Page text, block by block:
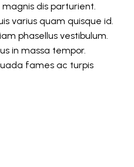
dis parturient.
varius quam quisque id.
phasellus vestibulum.
in massa tempor.
fames ac turpis